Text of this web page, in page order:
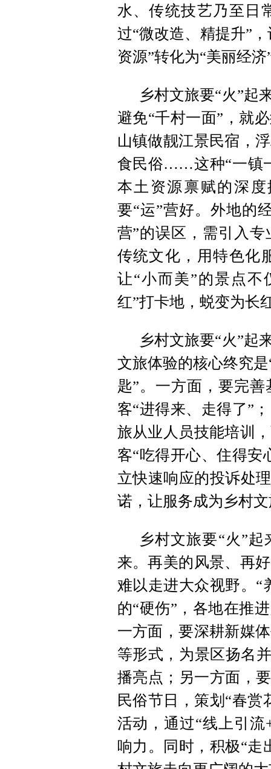
水、传统技艺乃至日
过“微改造、精提升”
资源”转化为“美丽经
乡村文旅要“火”起
避免“千村一面”，就
山镇做靓江景民宿，
食民俗……这种“一镇
本土资源禀赋的深
要“运”营好。外地的
营”的误区，需引入
传统文化，用特色化
让“小而美”的景点
红”打卡地，蜕变为长
乡村文旅要“火”起
文旅体验的核心终究
匙”。一方面，要完
客“进得来、走得了”
旅从业人员技能培训
客“吃得开心、住得安
立快速响应的投诉处
诺，让服务成为乡村
乡村文旅要“火”
来。再美的风景、再
难以走进大众视野。“
的“硬伤”，各地在推
一方面，要深耕新媒
等形式，为景区扬名
播亮点；另一方面，
民俗节日，策划“春
活动，通过“线上引
响力。同时，积极“走